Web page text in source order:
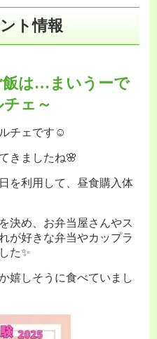
ト情報
飯は…まいうーで
ェ～
チェです☺
きましたね🌸
を利用して、昼食購入体
決め、お弁当屋さんやス
が好きな弁当やカップラ
た✨
嬉しそうに食べていまし